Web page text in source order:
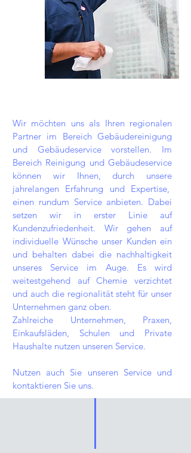
Wir möchten uns als Ihren regionalen
Partner im Bereich Gebäudereinigung
und Gebäudeservice vorstellen. Im
Bereich Reinigung und Gebäudeservice
können wir Ihnen, durch unsere
jahrelangen Erfahrung und Expertise,
einen rundum Service anbieten. Dabei
setzen wir in erster Linie auf
Kundenzufriedenheit. Wir gehen auf
individuelle Wünsche unser Kunden ein
und behalten dabei die nachhaltigkeit
unseres Service im Auge. Es wird
weitestgehend auf Chemie verzichtet
und auch die regionalität steht für unser
Unternehmen ganz oben.
Zahlreiche Unternehmen, Praxen,
Einkaufsläden, Schulen und Private
Haushalte nutzen unseren Service.
Nutzen auch Sie unseren Service und
kontaktieren Sie uns.